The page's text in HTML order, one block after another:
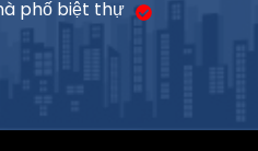
phố biệt thự